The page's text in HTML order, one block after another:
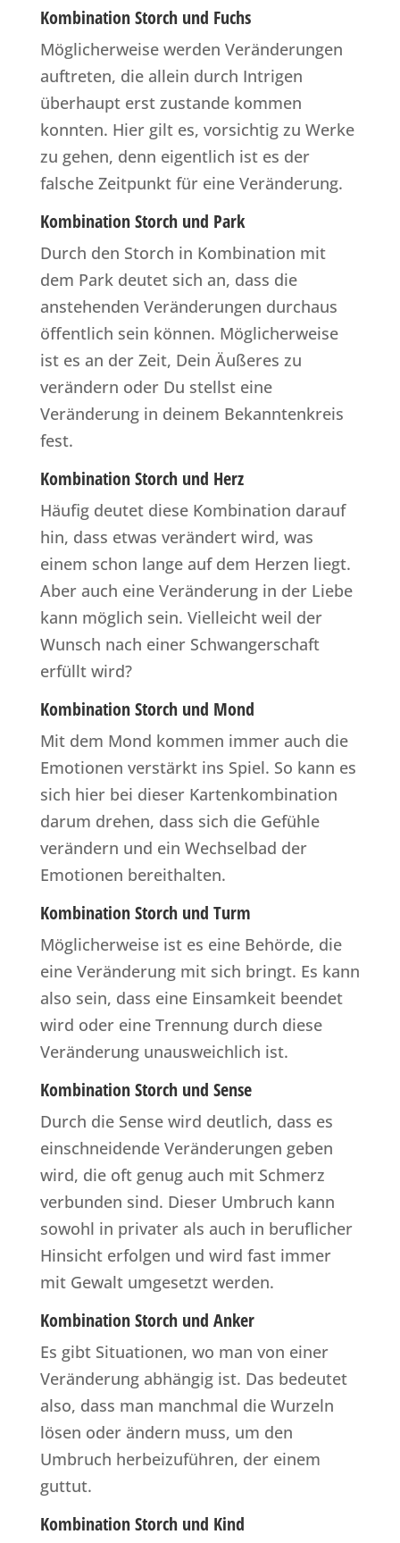
Kombination Storch und Fuchs
Möglicherweise werden Veränderungen
auftreten, die allein durch Intrigen
überhaupt erst zustande kommen
konnten. Hier gilt es, vorsichtig zu Werke
zu gehen, denn eigentlich ist es der
falsche Zeitpunkt für eine Veränderung.
Kombination Storch und Park
Durch den Storch in Kombination mit
dem Park deutet sich an, dass die
anstehenden Veränderungen durchaus
öffentlich sein können. Möglicherweise
ist es an der Zeit, Dein Äußeres zu
verändern oder Du stellst eine
Veränderung in deinem Bekanntenkreis
fest.
Kombination Storch und Herz
Häufig deutet diese Kombination darauf
hin, dass etwas verändert wird, was
einem schon lange auf dem Herzen liegt.
Aber auch eine Veränderung in der Liebe
kann möglich sein. Vielleicht weil der
Wunsch nach einer Schwangerschaft
erfüllt wird?
Kombination Storch und Mond
Mit dem Mond kommen immer auch die
Emotionen verstärkt ins Spiel. So kann es
sich hier bei dieser Kartenkombination
darum drehen, dass sich die Gefühle
verändern und ein Wechselbad der
Emotionen bereithalten.
Kombination Storch und Turm
Möglicherweise ist es eine Behörde, die
eine Veränderung mit sich bringt. Es kann
also sein, dass eine Einsamkeit beendet
wird oder eine Trennung durch diese
Veränderung unausweichlich ist.
Kombination Storch und Sense
Durch die Sense wird deutlich, dass es
einschneidende Veränderungen geben
wird, die oft genug auch mit Schmerz
verbunden sind. Dieser Umbruch kann
sowohl in privater als auch in beruflicher
Hinsicht erfolgen und wird fast immer
mit Gewalt umgesetzt werden.
Kombination Storch und Anker
Es gibt Situationen, wo man von einer
Veränderung abhängig ist. Das bedeutet
also, dass man manchmal die Wurzeln
lösen oder ändern muss, um den
Umbruch herbeizuführen, der einem
guttut.
Kombination Storch und Kind